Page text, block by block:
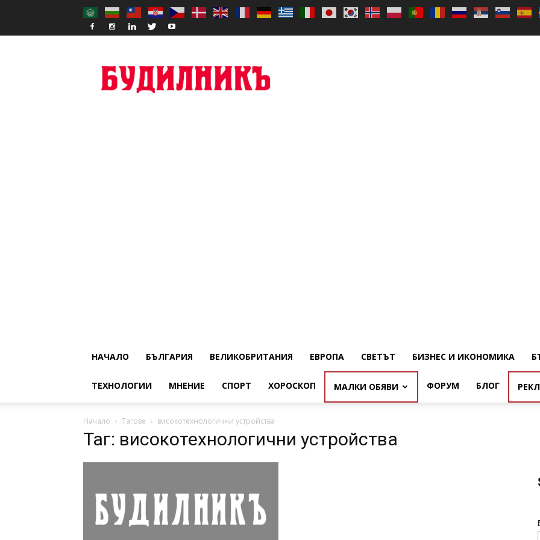
НАЧАЛО БЪЛГАРИЯ ВЕЛИКОБРИТАНИЯ ЕВРОПА СВЕТЪТ БИЗНЕС И ИКОНОМИКА
ТЕХНОЛОГИИ МНЕНИЕ СПОРТ ХОРОСКОП МАЛКИ ОБЯВИ ФОРУМ БЛОГ
Начало Тагове високотехнологични устройства
Таг: високотехнологични устройства